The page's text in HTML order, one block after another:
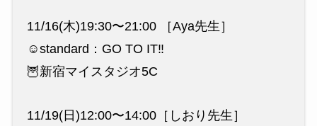
11/16(木)19:30〜21:00 ［Aya先生］
☺️standard：GO TO IT‼︎
🦉新宿マイスタジオ5C
11/19(日)12:00〜14:00［しおり先生］